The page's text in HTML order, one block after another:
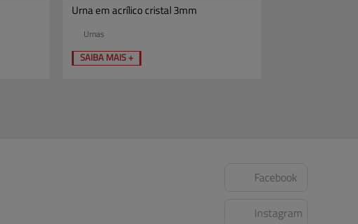
Urna em acrílico cristal 3mm
Urnas
SAIBA MAIS +
Facebook
Instagram